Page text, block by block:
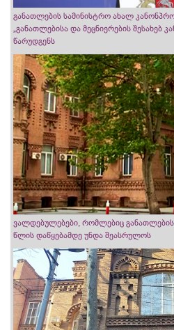
განათლების სამინისტრო ახალ
„განათლებისა და მეცნიერების შესახებ
წარუდგენს
ვალდებულებები, რომლებიც
წლის დაწყებამდე უნდა შეასრულოს